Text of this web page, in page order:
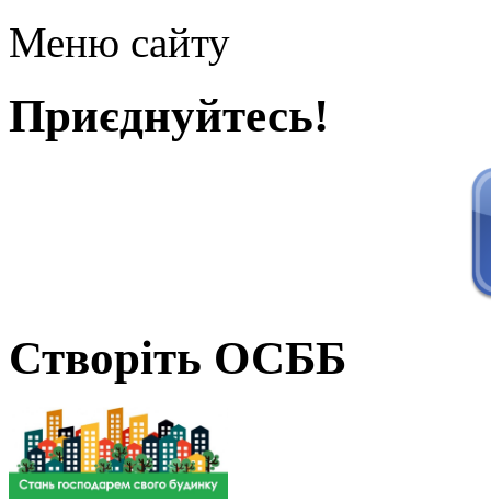
Меню сайту
Приєднуйтесь!
Створіть ОСББ